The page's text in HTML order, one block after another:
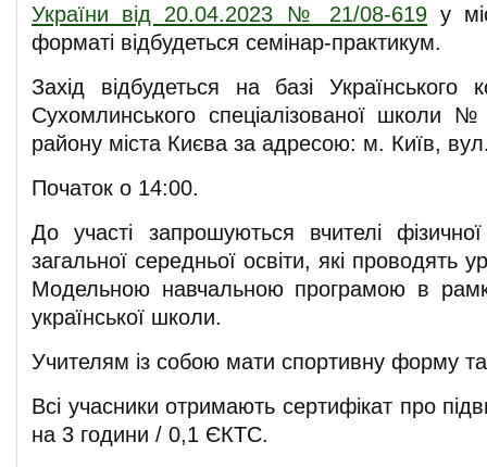
України від 20.04.2023 № 21/08-619 у
форматі відбудеться семінар-практикум.
Захід відбудеться на базі
Сухомлинського спеціалізованої школи
району міста Києва за адресою: м. Київ,
Початок о 14:00.
До участі запрошуються вчителі
загальної середньої освіти, які проводять
Модельною навчальною програмою в
української школи.
Учителям із собою мати спортивну форму та
Всі учасники отримають сертифікат про
на 3 години / 0,1 ЄКТС.